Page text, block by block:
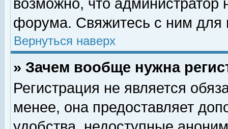
возможно, что
форума. Свяжитесь с ним для
Вернуться наверх
» Зачем вообще нужна
Регистрация не является
менее, она предоставляет